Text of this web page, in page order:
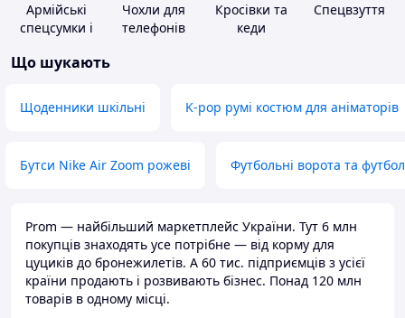
Армійські
спецсумки і
Чохли для
телефонів
Кросівки та
кеди
Спецвзуття
Що шукають
Щоденники шкільні K-pop румі костюм для аніматорів
Бутси Nike Air Zoom рожеві Футбольні ворота та
Prom — найбільший маркетплейс України. Тут 6 млн
покупців знаходять усе потрібне — від корму для
цуциків до бронежилетів. А 60 тис. підприємців з усієї
країни продають і розвивають бізнес. Понад 120 млн
товарів в одному місці.